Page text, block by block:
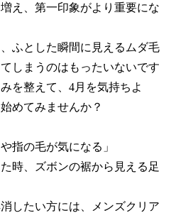
え、第一印象がより重要にな
ふとした瞬間に見えるムダ毛
しまうのはもったいないです
を整えて、4月を気持ちよ
めてみませんか？
指の毛が気になる」
時、ズボンの裾から見える足
したい方には、メンズクリア